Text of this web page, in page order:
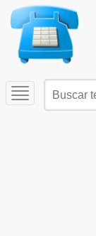
Toggle
navigation